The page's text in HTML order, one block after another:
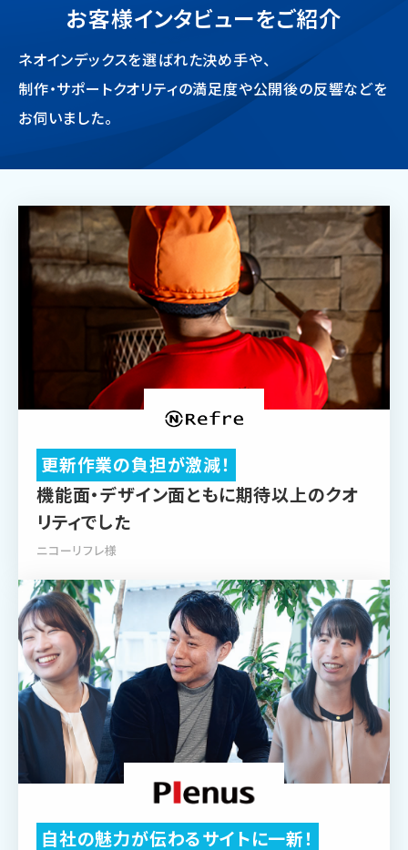
お客様インタビューをご紹介
ネオインデックスを選ばれた決め手や、
制作・サポートクオリティの満足度や公開後の反響などを
お伺いました。
更新作業の負担が激減！
機能面・デザイン面ともに期待以上のクオ
リティでした
ニコーリフレ様
自社の魅力が伝わるサイトに一新！